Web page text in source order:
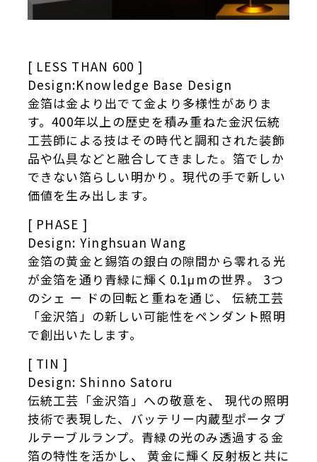
[ LESS THAN 600 ]
Design:Knowledge Base Design
金箔は金より出でて金より多様性がありま
す。400年以上の歴史を積み重ねた金沢伝統
工芸師による技はその時代と調和された装飾
品や仏具などと融合してきました。箔でしか
できない箔らしい明かり。現代の手で新しい
価値を生み出します。
[ PHASE ]
Design: Yinghsuan Wang
金箔の黄金と錫箔の銀白の隙間から零れる光
が金箔を通り青緑に輝く0.1μmの世界。 3つ
のシェ ー ドの回転と重ねを通じ、 伝統工芸
「金沢箔」の新しい可能性をペンダント照明
で創出いたします。
[ TIN ]
Design: Shinno Satoru
伝統工芸「金沢箔」への敬意を、 現代の照明
技術で表現した、バッテリー内蔵型ポータブ
ルテーブルランプ。青緑の光のみ透過する金
箔の特性を活かし、 黄金に輝く反射板と共に